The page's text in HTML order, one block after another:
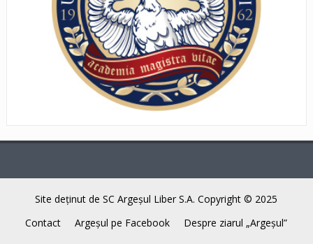
Site deţinut de SC Argeşul Liber S.A. Copyright © 2025
Contact
Argeşul pe Facebook Despre ziarul „Argeşul”